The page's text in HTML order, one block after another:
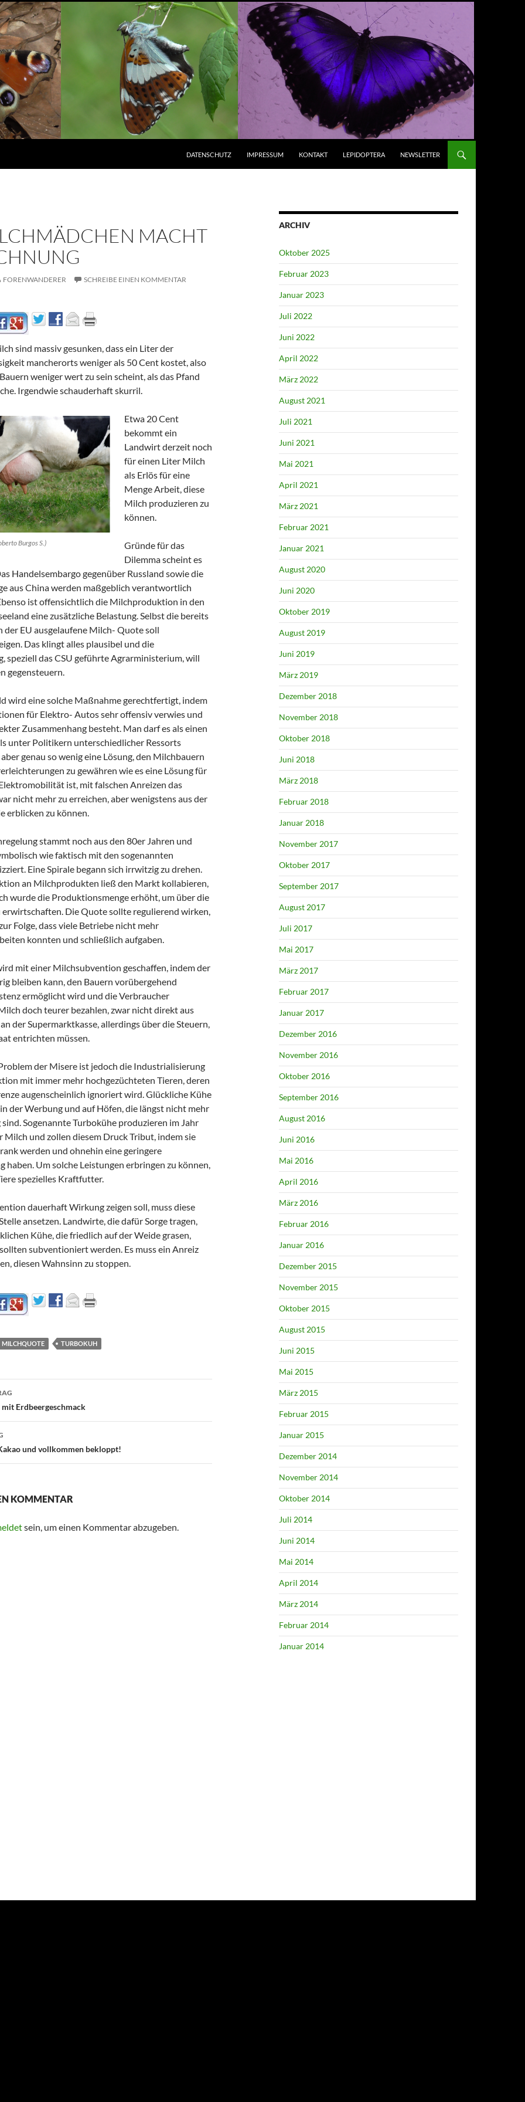
DATENSCHUTZ
IMPRESSUM KONTAKT LEPIDOPTERA NEWSLETTER
MACHT
FORENWANDERER SCHREIBE EINEN KOMMENTAR
sind massiv gesunken, dass ein Liter der
mancherorts weniger als 50 Cent kostet, also
weniger wert zu sein scheint, als das Pfand
Irgendwie schauderhaft skurril.
Burgos S.)
Etwa 20 Cent
bekommt ein
Landwirt derzeit noch
für einen Liter Milch
als Erlös für eine
Menge Arbeit, diese
Milch produzieren zu
können.
Gründe für das
Dilemma scheint es
Handelsembargo gegenüber Russland sowie die
aus China werden maßgeblich verantwortlich
ist offensichtlich die Milchproduktion in den
eine zusätzliche Belastung. Selbst die bereits
der EU ausgelaufene Milch- Quote soll
Das klingt alles plausibel und die
speziell das CSU geführte Agrarministerium, will
gegensteuern.
wird eine solche Maßnahme gerechtfertigt, indem
für Elektro- Autos sehr offensiv verwies und
Zusammenhang besteht. Man darf es als einen
unter Politikern unterschiedlicher Ressorts
genau so wenig eine Lösung, den Milchbauern
zu gewähren wie es eine Lösung für
ist, mit falschen Anreizen das
nicht mehr zu erreichen, aber wenigstens aus der
erblicken zu können.
stammt noch aus den 80er Jahren und
wie faktisch mit den sogenannten
Eine Spirale begann sich irrwitzig zu drehen.
an Milchprodukten ließ den Markt kollabieren,
wurde die Produktionsmenge erhöht, um über die
erwirtschaften. Die Quote sollte regulierend wirken,
Folge, dass viele Betriebe nicht mehr
konnten und schließlich aufgaben.
mit einer Milchsubvention geschaffen, indem der
bleiben kann, den Bauern vorübergehend
ermöglicht wird und die Verbraucher
doch teurer bezahlen, zwar nicht direkt aus
der Supermarktkasse, allerdings über die Steuern,
entrichten müssen.
der Misere ist jedoch die Industrialisierung
mit immer mehr hochgezüchteten Tieren, deren
augenscheinlich ignoriert wird. Glückliche Kühe
der Werbung und auf Höfen, die längst nicht mehr
Sogenannte Turbokühe produzieren im Jahr
Milch und zollen diesem Druck Tribut, indem sie
werden und ohnehin eine geringere
haben. Um solche Leistungen erbringen zu können,
spezielles Kraftfutter.
dauerhaft Wirkung zeigen soll, muss diese
ansetzen. Landwirte, die dafür Sorge tragen,
Kühe, die friedlich auf der Weide grasen,
subventioniert werden. Es muss ein Anreiz
diesen Wahnsinn zu stoppen.
MILCHQUOTE TURBOKUH
Erdbeergeschmack
und vollkommen bekloppt!
KOMMENTAR
sein, um einen Kommentar abzugeben.
ARCHIV
Oktober 2025
Februar 2023
Januar 2023
Juli 2022
Juni 2022
April 2022
März 2022
August 2021
Juli 2021
Juni 2021
Mai 2021
April 2021
März 2021
Februar 2021
Januar 2021
August 2020
Juni 2020
Oktober 2019
August 2019
Juni 2019
März 2019
Dezember 2018
November 2018
Oktober 2018
Juni 2018
März 2018
Februar 2018
Januar 2018
November 2017
Oktober 2017
September 2017
August 2017
Juli 2017
Mai 2017
März 2017
Februar 2017
Januar 2017
Dezember 2016
November 2016
Oktober 2016
September 2016
August 2016
Juni 2016
Mai 2016
April 2016
März 2016
Februar 2016
Januar 2016
Dezember 2015
November 2015
Oktober 2015
August 2015
Juni 2015
Mai 2015
März 2015
Februar 2015
Januar 2015
Dezember 2014
November 2014
Oktober 2014
Juli 2014
Juni 2014
Mai 2014
April 2014
März 2014
Februar 2014
Januar 2014